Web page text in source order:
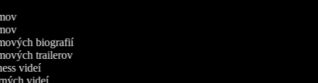
biografií
trailerov
videí